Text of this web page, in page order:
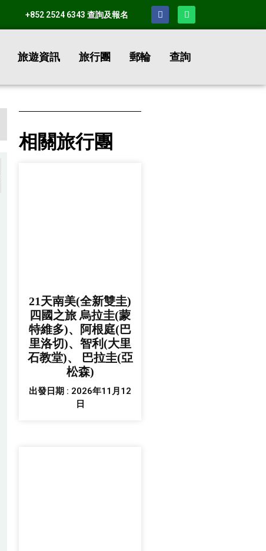
+852 2524 6343 查詢及報名
旅遊資訊 旅行團 郵輪 查詢
相關旅行團
21天南美(全新雙圭)
四國之旅 烏拉圭(蒙
特維多)、阿根庭(巴
里洛切)、智利(大里
石教堂)、 巴拉圭(亞
松森)
出發日期 : 2026年11月12
日